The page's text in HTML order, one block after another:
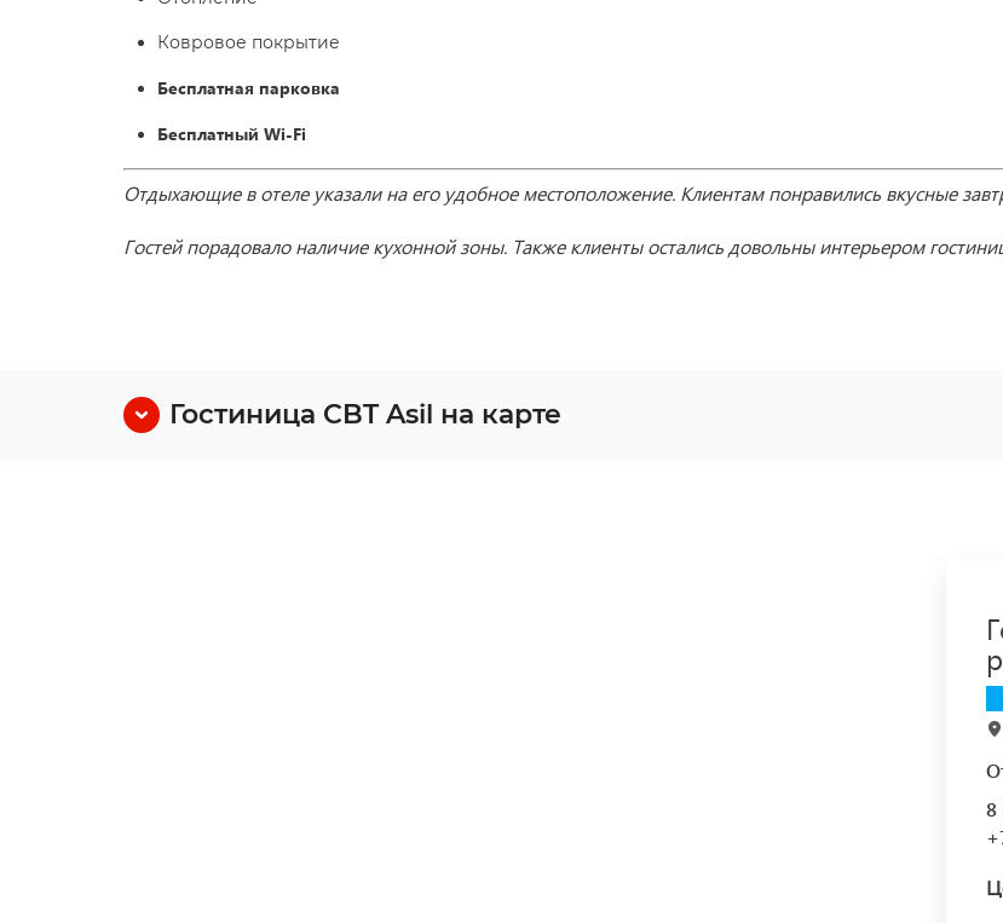
Ковровое покрытие
Бесплатная парковка
Бесплатный Wi-Fi
Отдыхающие в отеле указали на его удобное местоположение. Клиентам понравились вкусные
Гостей порадовалоналичие кухонной зоны. Также клиенты остались довольны интерьером
Гостиница CBT Asil на карте
8